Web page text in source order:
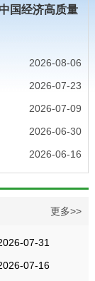
国经济高质量
2026-08-06
2026-07-23
2026-07-09
2026-06-30
2026-06-16
更多>>
07-31
07-16